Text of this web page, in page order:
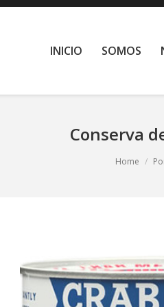
INICIO SOMOS
Conserva
Home